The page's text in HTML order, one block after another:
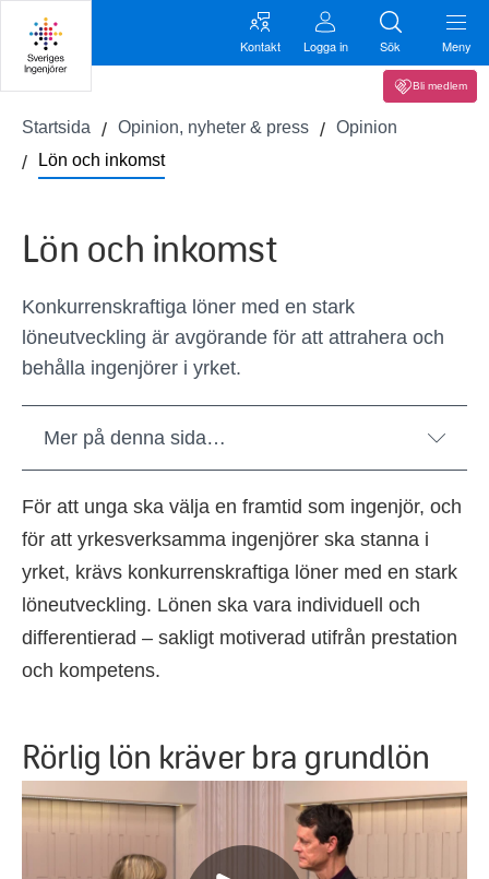
Kontakt Logga in Sök Meny
Bli medlem
Startsida Opinion, nyheter & press
Opinion
Lön och inkomst
Lön och inkomst
Konkurrenskraftiga löner med en stark
löneutveckling är avgörande för att attrahera och
behålla ingenjörer i yrket.
Mer på denna sida…
För att unga ska välja en framtid som ingenjör, och
för att yrkesverksamma ingenjörer ska stanna i
yrket, krävs konkurrenskraftiga löner med en stark
löneutveckling. Lönen ska vara individuell och
differentierad – sakligt motiverad utifrån prestation
och kompetens.
Rörlig lön kräver bra grundlön